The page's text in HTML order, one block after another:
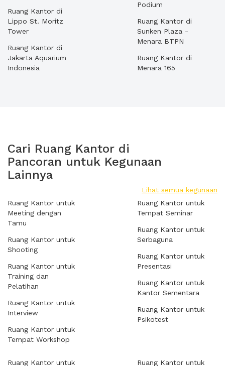
Ruang Kantor di
Lippo St. Moritz
Tower
Ruang Kantor di
Jakarta Aquarium
Indonesia
Podium
Ruang Kantor di
Sunken Plaza -
Menara BTPN
Ruang Kantor di
Menara 165
Cari Ruang Kantor di
Pancoran untuk Kegunaan
Lainnya
Lihat semua kegunaan
Ruang Kantor untuk
Meeting dengan
Tamu
Ruang Kantor untuk
Shooting
Ruang Kantor untuk
Training dan
Pelatihan
Ruang Kantor untuk
Interview
Ruang Kantor untuk
Tempat Workshop
Ruang Kantor untuk
Tempat Seminar
Ruang Kantor untuk
Serbaguna
Ruang Kantor untuk
Presentasi
Ruang Kantor untuk
Kantor Sementara
Ruang Kantor untuk
Psikotest
Ruang Kantor untuk
Ruang Kantor untuk